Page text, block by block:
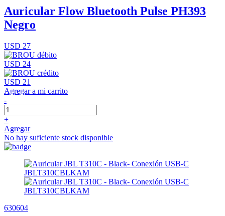
Auricular Flow Bluetooth Pulse PH393
Negro
USD 27
USD 24
USD 21
Agregar a mi carrito
-
+
Agregar
No hay suficiente stock disponible
630604